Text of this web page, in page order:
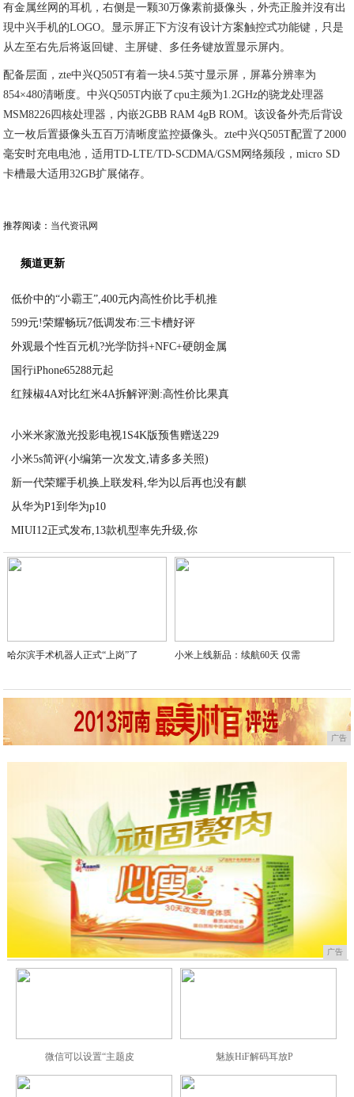
有金属丝网的耳机，右侧是一颗30万像素前摄像头，外壳正脸并沒有出
現中兴手机的LOGO。显示屏正下方沒有设计方案触控式功能键，只是
从左至右先后将返回键、主屏键、多任务键放置显示屏内。
配备层面，zte中兴Q505T有着一块4.5英寸显示屏，屏幕分辨率为
854×480清晰度。中 兴Q505T内嵌了cpu主频为1.2GHz的骁龙处理器
MSM8226四核处理器，内嵌2GBB RAM 4gB ROM。该设备外壳后背设
立一枚后置摄像头五百万清晰度监控摄像头。zte中兴Q505T配置了2000
毫安时充电电池，适用TD-LTE/TD-SCDMA/GSM网络频段，micro SD
卡槽最大适用32GB扩展储存。
推荐阅读： 当代资讯网
频道更新
低价中的“小霸王”,400元内高性价比手机推
599元!荣耀畅玩7低调发布:三卡槽好评
外观最个性百元机?光学防抖+NFC+硬朗金属
国行iPhone65288元起
红辣椒4A对比红米4A拆解评测:高性价比果真
小米米家激光投影电视1S4K版预售赠送229
小米5s简评(小编第一次发文,请多多关照)
新一代荣耀手机换上联发科,华为以后再也没有麒
从华为P1到华为p10
MIUI12正式发布,13款机型率先升级,你
2020-08-30
哈尔滨手术机器人正式“上岗”了 小米上线新品：续航60天 仅需
广告
广告
微信可以设置“主题皮 魅族HiF解码耳放P